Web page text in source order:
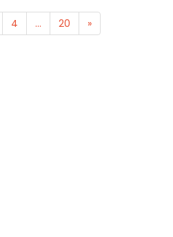
4 ... 20 »